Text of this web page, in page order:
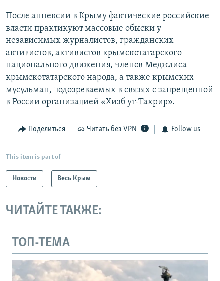
После аннексии в Крыму фактические российские
власти практикуют массовые обыски у
независимых журналистов, гражданских
активистов, активистов крымскотатарского
национального движения, членов Меджлиса
крымскотатарского народа, а также крымских
мусульман, подозреваемых в связях с запрещенной
в России организацией «Хизб ут-Тахрир».
Поделиться Читать без VPN Follow us
This item is part of
Новости Весь Крым
ЧИТАЙТЕ ТАКЖЕ:
ТОП-ТЕМА